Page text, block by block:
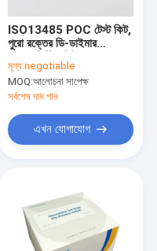
ISO13485 POC টেস্ট কিট,
পুরো রক্তের ডি-ডাইমার
মূল্য:negotiable
MOQ:আলোচনা সাপেক্ষ
সর্বশেষ দাম পান
এখন যোগাযোগ